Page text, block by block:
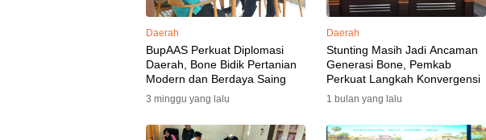
Daerah
BupAAS Perkuat Diplomasi
Daerah, Bone Bidik Pertanian
Modern dan Berdaya Saing
3 minggu yang lalu
Daerah
Stunting Masih Jadi Ancaman
Generasi Bone, Pemkab
Perkuat Langkah Konvergensi
1 bulan yang lalu